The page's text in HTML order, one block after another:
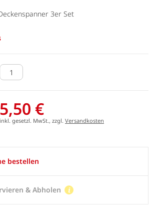
3er Set
5,50 €
inkl. gesetzl. MwSt., zzgl. Versandkosten
bestellen
& Abholen